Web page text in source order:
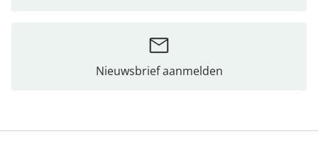
Nieuwsbrief aanmelden